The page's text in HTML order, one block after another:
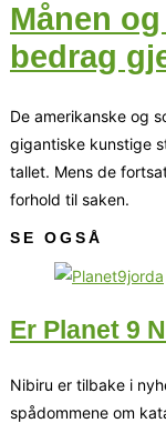
Månen
bedrag
De amerikanske og
gigantiske kunstige
tallet. Mens de
forhold til saken.
SE OGSÅ
Er Planet 9
Nibiru er tilbake i
spådommene om